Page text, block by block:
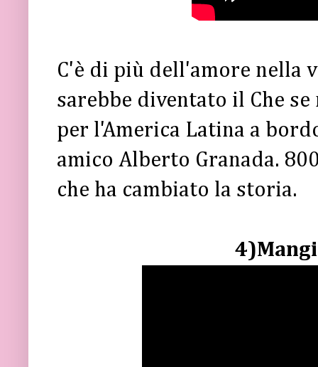
C'è di più dell'amore nella
sarebbe diventato il Che
per l'America Latina a
amico Alberto Granada.
che ha cambiato la storia.